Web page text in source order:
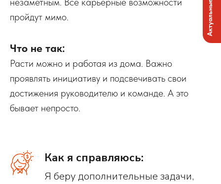
пройдут мимо.
Что не так:
Расти можно и работая из дома. Важно
проявлять инициативу и подсвечивать свои
достижения руководителю и команде. А это
бывает непросто.
Как я справляюсь:
Я беру дополнительные задачи,